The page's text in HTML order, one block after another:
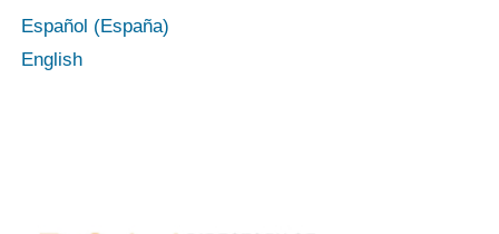
Español (España)
English